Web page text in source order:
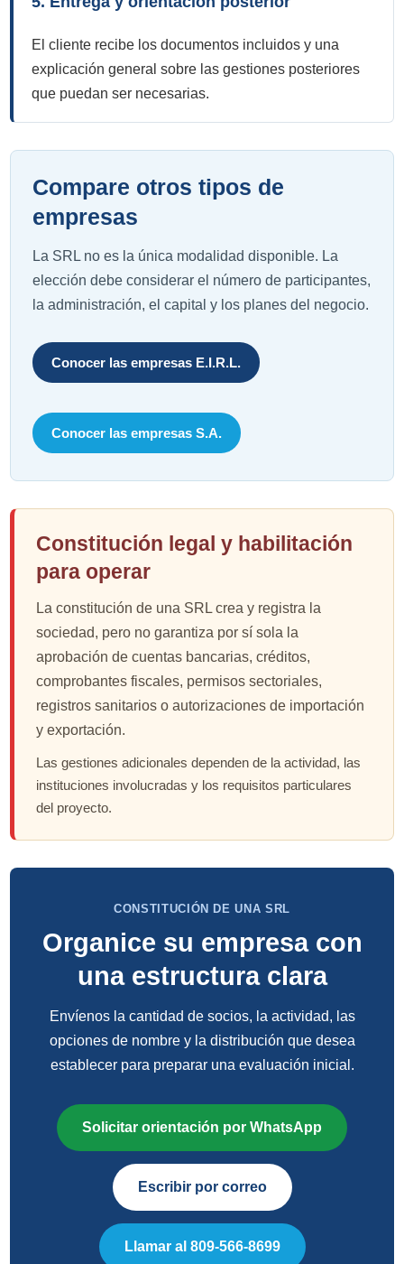
El cliente recibe los documentos incluidos y una
explicación general sobre las gestiones posteriores
que puedan ser necesarias.
Compare otros tipos de
empresas
La SRL no es la única modalidad disponible. La
elección debe considerar el número de participantes,
la administración, el capital y los planes del negocio.
Conocer las empresas E.I.R.L.
Conocer las empresas S.A.
Constitución legal y habilitación
para operar
La constitución de una SRL crea y registra la
sociedad, pero no garantiza por sí sola la
aprobación de cuentas bancarias, créditos,
comprobantes fiscales, permisos sectoriales,
registros sanitarios o autorizaciones de importación
y exportación.
Las gestiones adicionales dependen de la actividad, las
instituciones involucradas y los requisitos particulares
del proyecto.
CONSTITUCIÓN DE UNA SRL
Organice su empresa con
una estructura clara
Envíenos la cantidad de socios, la actividad, las
opciones de nombre y la distribución que desea
establecer para preparar una evaluación inicial.
Solicitar orientación por WhatsApp
Escribir por correo
Llamar al 809-566-8699